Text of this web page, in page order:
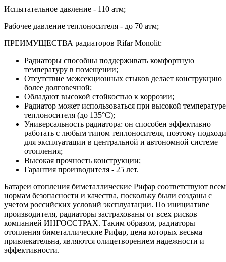
Испытательное давление - 110 атм;
Рабочее давление теплоносителя - до 70 атм;
ПРЕИМУЩЕСТВА радиаторов Rifar Monolit:
Радиаторы способны поддерживать комфортную
температуру в помещении;
Отсутствие межсекционных стыков делает конструкцию
более долговечной;
Обладают высокой стойкостью к коррозии;
Радиатор может использоваться при высокой температуре
теплоносителя (до 135°С);
Универсальность радиатора: он способен эффективно
работать с любым типом теплоносителя, поэтому
для эксплуатации в центральной и автономной системе
отопления;
Высокая прочность конструкции;
Гарантия производителя - 25 лет.
Батареи отопления биметаллические Рифар соответствуют всем
нормам безопасности и качества, поскольку были созданы с
учетом российских условий эксплуатации. По инициативе
производителя, радиаторы застрахованы от всех рисков
компанией ИНГОССТРАХ. Таким образом, радиаторы
отопления биметаллические Рифар, цена которых весьма
привлекательна, являются олицетворением надежности и
эффективности.